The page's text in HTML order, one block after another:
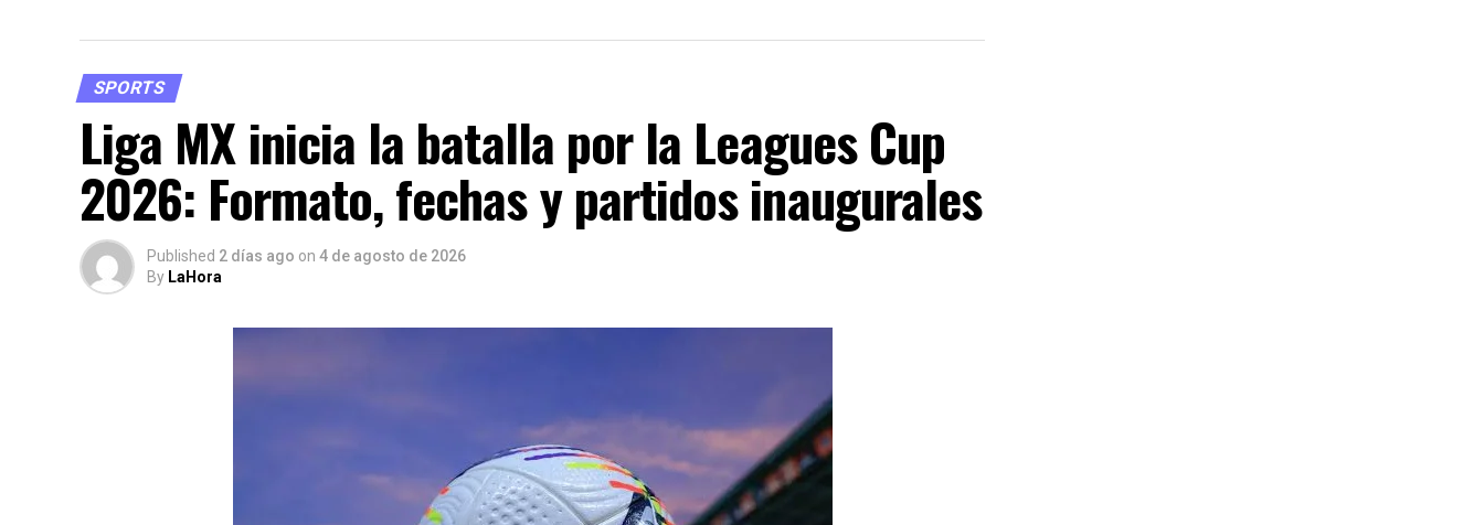
SPORTS
Liga MX inicia la batalla por la Leagues Cup
2026: Formato, fechas y partidos inaugurales
Published 2 días ago on 4 de agosto de 2026
By LaHora